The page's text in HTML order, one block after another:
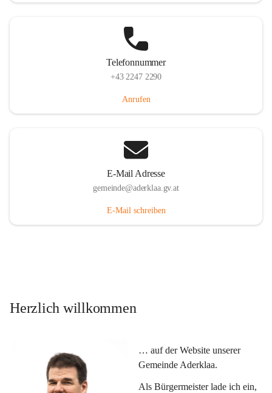
Telefonnummer
+43 2247 2290
Anrufen
E-Mail Adresse
gemeinde@aderklaa.gv.at
E-Mail schreiben
Herzlich willkommen
… auf der Website unserer
Gemeinde Aderklaa.
Als Bürgermeister lade ich ein,